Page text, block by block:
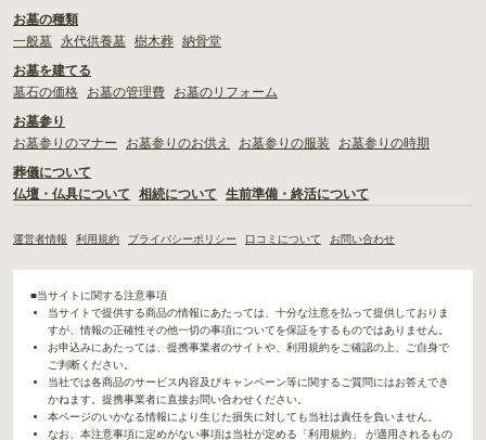
お墓の種類
一般墓
永代供養墓 樹木葬 納骨堂
お墓を建てる
墓石の価格
お墓の管理費
お墓のリフォーム
お墓参り
お墓参りのマナー
お墓参りのお供え お墓参りの服装
お墓参りの時期
葬儀について
仏壇・仏具について
相続について 生前準備・終活について
運営者情報 利用規約 プライバシーポリシー 口コミについて お問い合わせ
■当サイトに関する注意事項
当サイトで提供する商品の情報にあたっては、十分な注意を払って提供しておりま
すが、情報の正確性その他一切の事項についてを保証をするものではありません。
お申込みにあたっては、提携事業者のサイトや、利用規約をご確認の上、ご自身で
ご判断ください。
当社では各商品のサービス内容及びキャンペーン等に関するご質問にはお答えでき
かねます。提携事業者に直接お問い合わせください。
本ページのいかなる情報により生じた損失に対しても当社は責任を負いません。
なお、本注意事項に定めがない事項は当社が定める「利用規約」 が適用されるもの